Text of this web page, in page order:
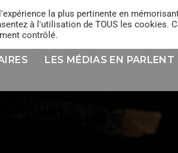
LES MÉDIAS EN PARLENT
la plus pertinente en
à l'utilisation de TOUS les cookies.
contrôlé.